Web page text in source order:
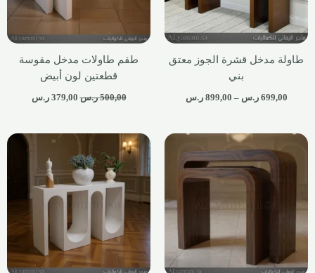
طاولة مدخل قشرة الجوز معتق
بني
699,00 ر.س –
899,00 ر.س
طقم طاولات مدخل مقوسة
قطعتين لون أبيض
500,00 ر.س 379,00 ر.س